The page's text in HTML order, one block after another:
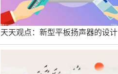
天天观点：新型平板扬声器的设计